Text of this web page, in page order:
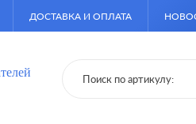
ДОСТАВКА И ОПЛАТА